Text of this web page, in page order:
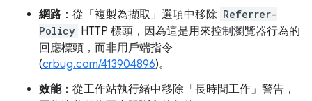
網路 ：從「複製為擷取」 選項中移除 Referrer-
Policy HTTP 標頭，因為這是用來控制瀏覽器行為的
回應標頭，而非用戶端指令
(crbug.com/413904896)。
效能：從工作站執行緒中移除「長時間工作」警告，